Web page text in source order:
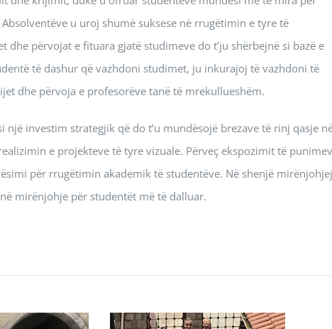
u uroj shumë suksese në rrugëtimin e tyre të
përvojat e fituara gjatë studimeve do t’ju shërbejnë si bazë e
të dashur që vazhdoni studimet, ju inkurajoj të vazhdoni të
dhe përvoja e profesorëve tanë të mrekullueshëm.
investim strategjik që do t’u mundësojë brezave të rinj qasje
e projekteve të tyre vizuale. Përveç ekspozimit të
për rrugëtimin akademik të studentëve. Në shenjë
mirënjohje për studentët më të dalluar.